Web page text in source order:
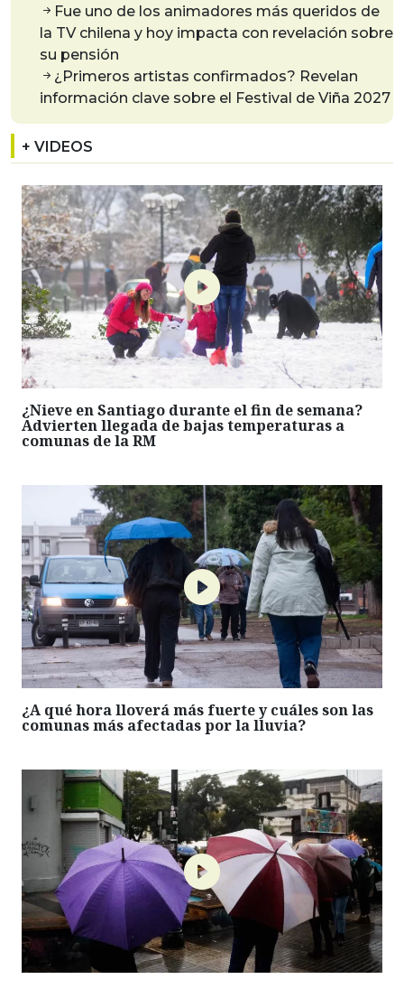
Fue uno de los animadores más queridos de
la TV chilena y hoy impacta con revelación sobre
su pensión
¿Primeros artistas confirmados? Revelan
información clave sobre el Festival de Viña 2027
+ VIDEOS
¿Nieve en Santiago durante el fin de semana?
Advierten llegada de bajas temperaturas a
comunas de la RM
¿A qué hora lloverá más fuerte y cuáles son las
comunas más afectadas por la lluvia?